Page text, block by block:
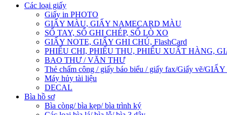
Các loại giấy
Giấy in PHOTO
GIẤY MÀU, GIẤY NAMECARD MÀU
SỔ TAY, SỔ GHI CHÉP, SỔ LÒ XO
GIẤY NOTE, GIẤY GHI CHÚ, FlashCard
PHIẾU CHI, PHIẾU THU, PHIẾU XUẤT HÀNG,
BAO THƯ / VĂN THƯ
Thẻ chấm công / giấy báo biểu / giấy fax/Giấy vẽ/
Máy hủy tài liệu
DECAL
Bìa hồ sơ
Bìa còng/ bìa kẹp/ bìa trình ký